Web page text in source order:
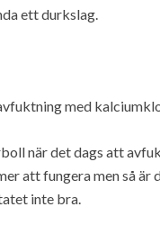
ett durkslag.
med
när det dags att
att fungera men så är
inte bra.